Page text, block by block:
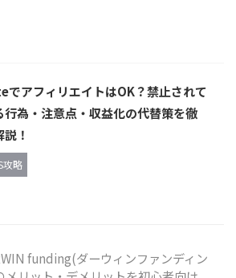
でアフィリエイトはOK？禁止されて
行為・注意点・収益化の代替策を徹
！
攻略
funding(ダーウィンファンディン